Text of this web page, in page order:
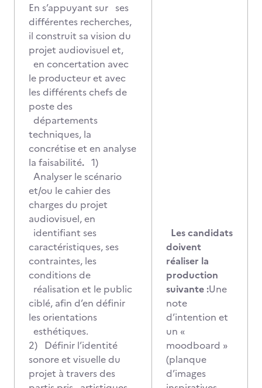
En s’appuyant sur ses
différentes recherches,
il construit sa vision du
projet audiovisuel et,
en concertation avec
le producteur et avec
les différents chefs de
poste des
départements
techniques, la
concrétise et en analyse
la faisabilité. 1)
Analyser le scénario
et/ou le cahier des
charges du projet
audiovisuel, en
identifiant ses
caractéristiques, ses
contraintes, les
conditions de
réalisation et le public
ciblé, afin d’en définir
les orientations
esthétiques.
2) Définir l’identité
sonore et visuelle du
projet à travers des
Les candidats
doivent
réaliser la
production
suivante :Une
note
d’intention et
un «
moodboard »
(planque
d’images